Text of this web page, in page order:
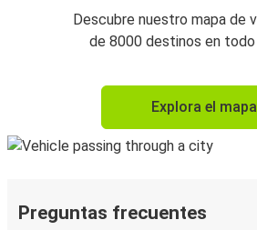
Descubre nuestro mapa de
de 8000 destinos en todo
Explora el mapa
Preguntas frecuentes